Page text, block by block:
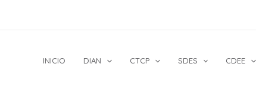
INICIO DIAN CTCP SDES CDEE